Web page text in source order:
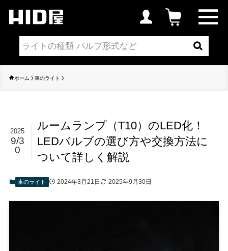
ホーム 車のライト
ルームランプ（T10）のLED化！
LEDバルブの選び方や交換方法に
ついて詳しく解説
2025
9/3
0
車のライト 2024年3月21日 2025年9月30日